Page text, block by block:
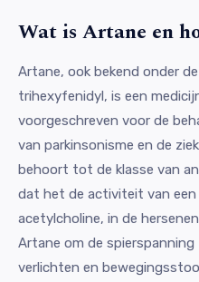
Wat is Artane en
Artane, ook bekend onder
trihexyfenidyl, is een
voorgeschreven voor de
van parkinsonisme en de
behoort tot de klasse van
dat het de activiteit van
acetylcholine, in de
Artane om de
verlichten en